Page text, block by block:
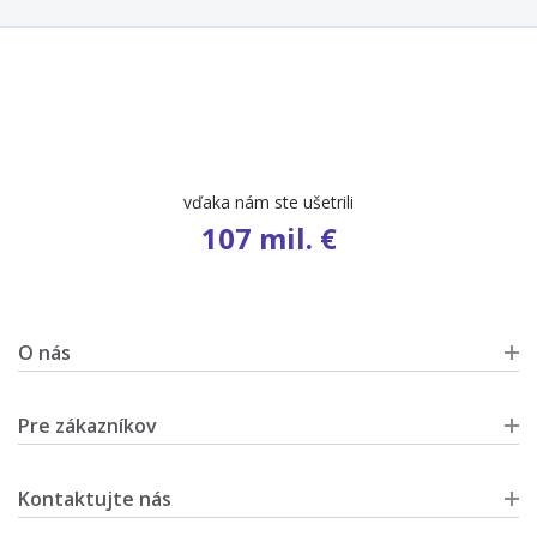
vďaka nám ste ušetrili
107 mil. €
O nás
Pre zákazníkov
Kontaktujte nás